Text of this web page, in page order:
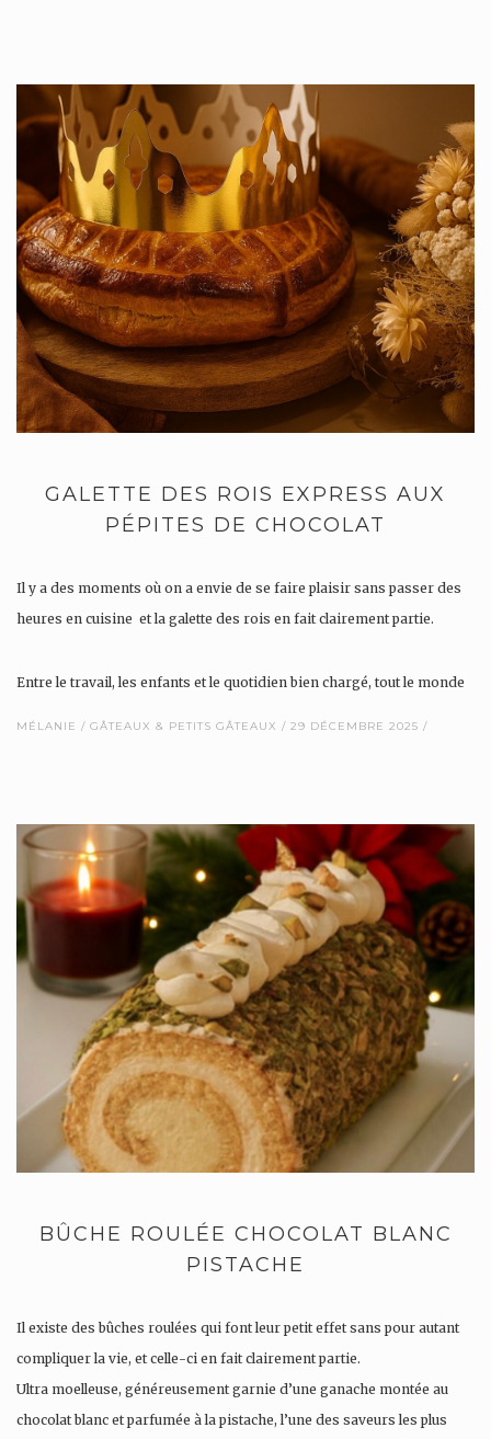
GALETTE DES ROIS EXPRESS AUX
PÉPITES DE CHOCOLAT
Il y a des moments où on a envie de se faire plaisir sans passer des
heures en cuisine et la galette des rois en fait clairement partie.
Entre le travail, les enfants et le quotidien bien chargé, tout le monde
MÉLANIE GÂTEAUX & PETITS GÂTEAUX 29 DÉCEMBRE 2025
BÛCHE ROULÉE CHOCOLAT BLANC
PISTACHE
Il existe des bûches roulées qui font leur petit effet sans pour autant
compliquer la vie, et celle-ci en fait clairement partie.
Ultra moelleuse, généreusement garnie d’une ganache montée au
chocolat blanc et parfumée à la pistache, l’une des saveurs les plus